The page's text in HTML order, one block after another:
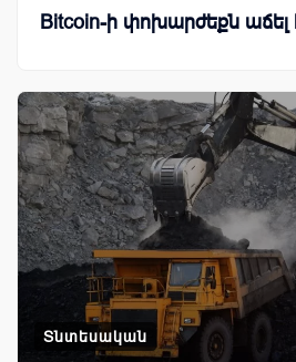
Bitcoin-ի փոխարժեքն աճել
Տնտեսական